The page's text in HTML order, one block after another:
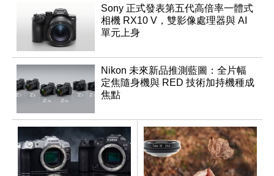
Sony 正式發表第五代高倍率一體式
相機 RX10 V，雙影像處理器與 AI
單元上身
Nikon 未來新品推測藍圖：全片幅
定焦隨身機與 RED 技術加持機種成
焦點